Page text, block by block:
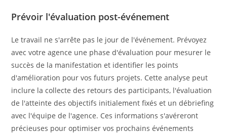
Prévoir l'évaluation post-événement
Le travail ne s'arrête pas le jour de l'événement. Prévoyez
avec votre agence une phase d'évaluation pour mesurer le
succès de la manifestation et identifier les points
d'amélioration pour vos futurs projets. Cette analyse peut
inclure la collecte des retours des participants, l'évaluation
de l'atteinte des objectifs initialement fixés et un débriefing
avec l'équipe de l'agence. Ces informations s'avéreront
précieuses pour optimiser vos prochains événements